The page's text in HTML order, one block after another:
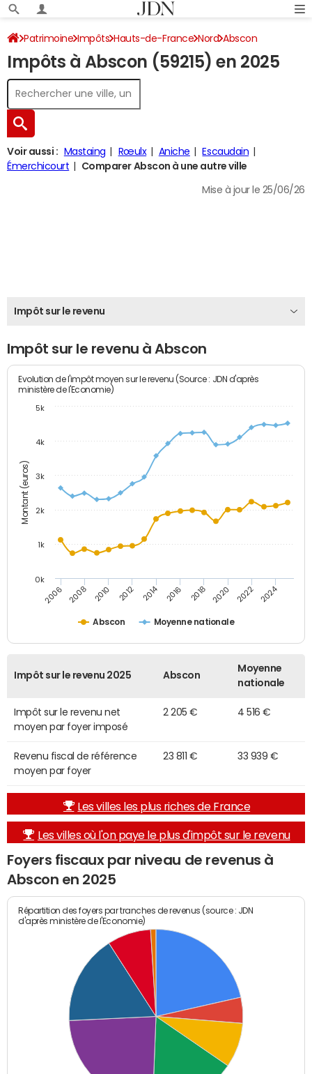
Patrimoine Impôts Hauts-de-France Nord Abscon
Impôt sur le revenu
Impôts à Abscon (59215) en 2025
Voir aussi : Mastaing Rœulx Aniche
Escaudain
Émerchicourt
Comparer Abscon à une autre ville
Mise à jour le 25/06/26
Impôt sur le revenu
Impôt sur le revenu à Abscon
Montant (euros)
Evolution de l'impôt moyen sur le revenu (Source : JDN d'après
ministère de l'Economie)
Abscon Moyenne nationale
2006 2008 2010 2012 2014 2016 2018 2020 2022 2024
0k
1k
2k
3k
4k
5k
Impôt sur le revenu 2025 Abscon
Moyenne
nationale
Impôt sur le revenu net
moyen par foyer imposé
2 205 € 4 516 €
Revenu fiscal de référence
moyen par foyer
23 811 € 33 939 €
Les villes les plus riches de France
Les villes où l'on paye le plus d'impôt sur le revenu
Foyers fiscaux par niveau de revenus à
Abscon en 2025
Répartition des foyers par tranches de revenus (source : JDN
d'après ministère de l'Economie)